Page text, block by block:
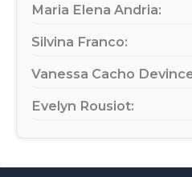
Maria Elena Andria:
Silvina Franco:
Vanessa Cacho
Evelyn Rousiot: